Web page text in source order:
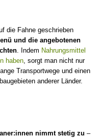
die Fahne geschrieben
und die angebotenen
. Indem Nahrungsmittel
haben, sorgt man nicht nur
Transportwege und einen
anderer Länder.
nimmt stetig zu –